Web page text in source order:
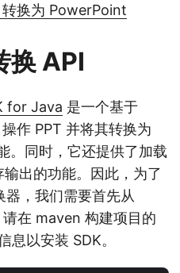
换为 PowerPoint
API
for Java 是一个基于
作 PPT 并将其转换为
。同时，它还提供了加载
出的功能。因此，为了
器，我们需要首先从
在 maven 构建项目的
以安装 SDK。